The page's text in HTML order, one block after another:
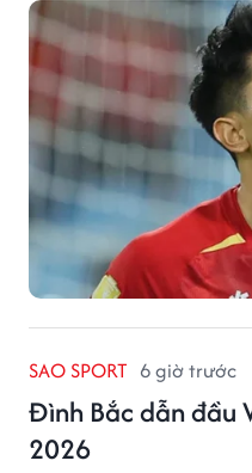
SAO SPORT 6 giờ trước
Đình Bắc dẫn đầu
2026